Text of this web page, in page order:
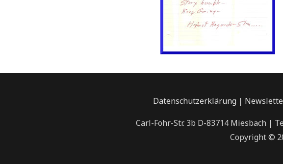
Datenschutzerklärung|
Carl-Fohr-Str. 3b D-83714 Miesbach |
Copyright ©